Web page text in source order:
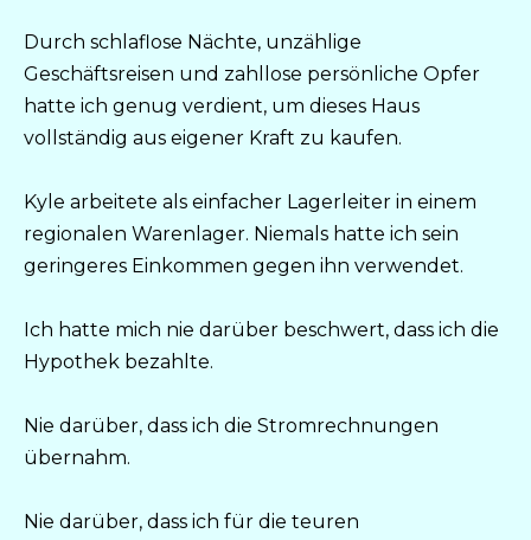
Durch schlaflose Nächte, unzählige
Geschäftsreisen und zahllose persönliche Opfer
hatte ich genug verdient, um dieses Haus
vollständig aus eigener Kraft zu kaufen.
Kyle arbeitete als einfacher Lagerleiter in einem
regionalen Warenlager. Niemals hatte ich sein
geringeres Einkommen gegen ihn verwendet.
Ich hatte mich nie darüber beschwert, dass ich die
Hypothek bezahlte.
Nie darüber, dass ich die Stromrechnungen
übernahm.
Nie darüber, dass ich für die teuren